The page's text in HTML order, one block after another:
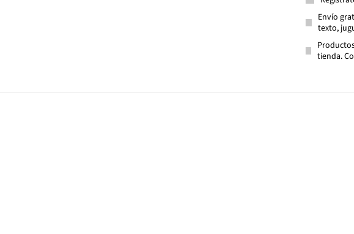
Envío
texto,
tienda.